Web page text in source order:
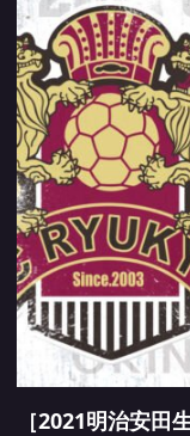
［2021明治安田